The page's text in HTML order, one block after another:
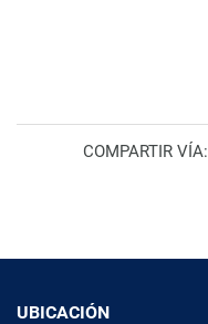
COMPARTIR VÍA:
UBICACIÓN